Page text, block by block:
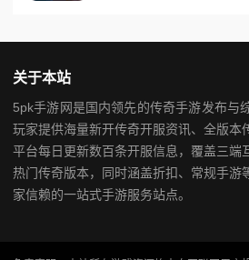
关于本站
5pk手游网是国内领先的传奇手游发布与
玩家提供海量新开传奇开服资讯、全版本
平台每日更新数百条开服信息，覆盖三端
热门传奇版本，同时涵盖折扣、常规手游
家信赖的一站式手游服务站点。